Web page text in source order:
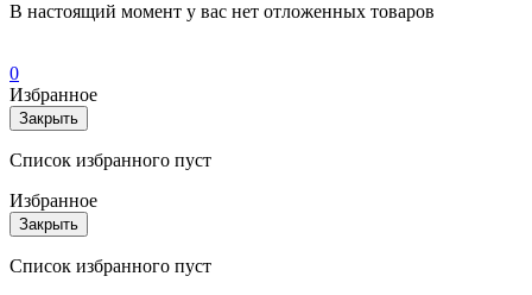
В настоящий момент у вас нет отложенных товаров
0
Избранное
Закрыть
Список избранного пуст
Избранное
Закрыть
Список избранного пуст